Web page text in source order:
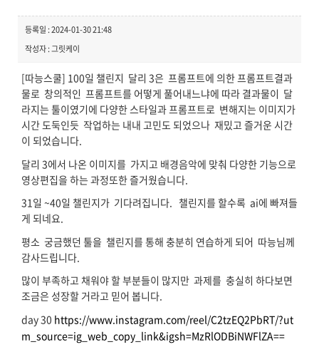
등록일 : 2024-01-30 21:48
작성자 : 그릿케이
[따능스쿨] 100일 챌린지 달리 3은 프롬프트에 의한 프롬프트결과
물로 창의적인 프롬프트를 어떻게 풀어내느냐에 따라 결과물이 달
라지는 툴이였기에 다양한 스타일과 프롬프트로 변해지는 이미지가
시간 도둑인듯 작업하는 내내 고민도 되었으나 재밌고 즐거운 시간
이 되었습니다.
달리 3에서 나온 이미지를 가지고 배경음악에 맞춰 다양한 기능으로
영상편집을 하는 과정또한 즐거웠습니다.
31일 ~40일 챌린지가 기다려집니다. 챌린지를 할수록 ai에 빠져들
게 되네요.
평소 궁금했던 툴을 챌린지를 통해 충분히 연습하게 되어 따능님께
감사드립니다.
많이 부족하고 채워야 할 부분들이 많지만 과제를 충실히 하다보면
조금은 성장할 거라고 믿어 봅니다.
day 30 https://www.instagram.com/reel/C2tzEQ2PbRT/?ut
m_source=ig_web_copy_link&igsh=MzRlODBiNWFlZA==